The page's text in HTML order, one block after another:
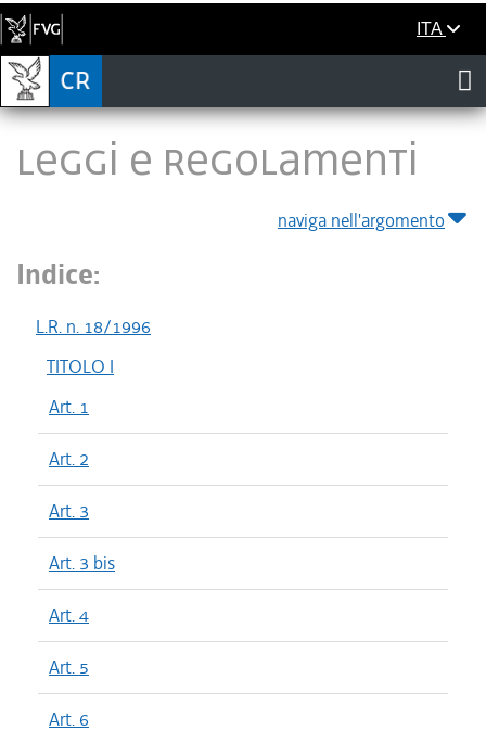
ITA
LEGGI E REGOLAMENTI
naviga nell'argomento
Indice:
L.R. n. 18/1996
TITOLO I
Art. 1
Art. 2
Art. 3
Art. 3 bis
Art. 4
Art. 5
Art. 6